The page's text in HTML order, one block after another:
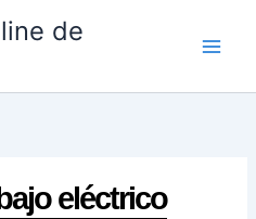
de
eléctrico